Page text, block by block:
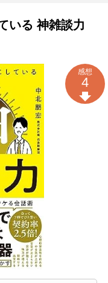
いる 神雑談力
感想
4